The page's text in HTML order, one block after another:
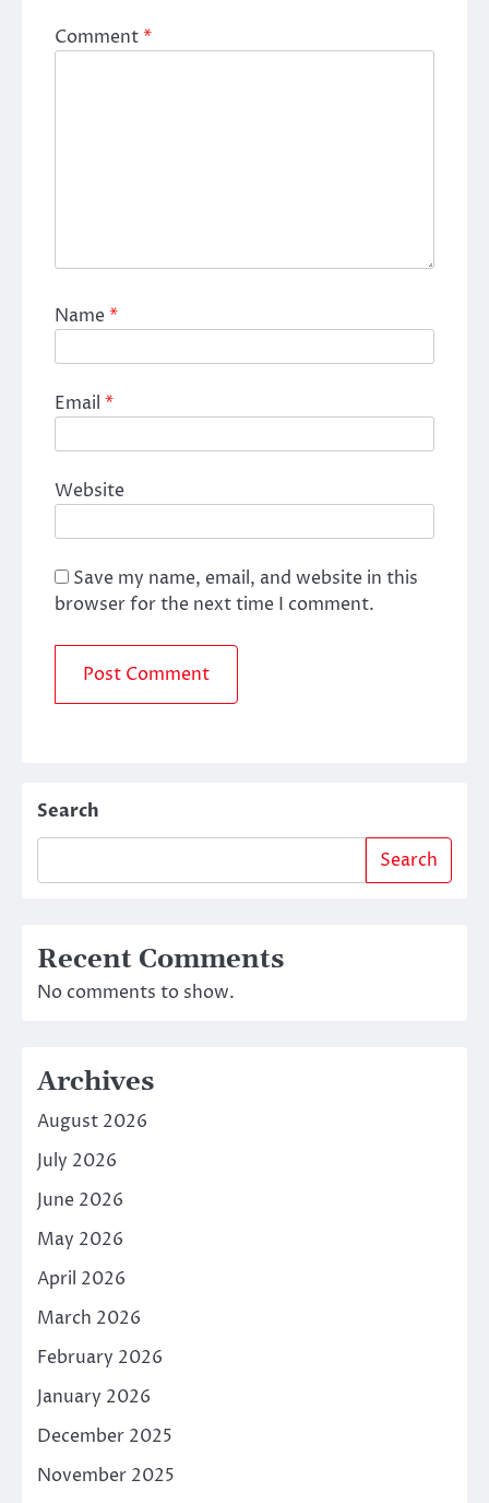
Comment*
Name*
Email *
Website
Save my name, email, and website in this
browser for the next time I comment.
Search
Search
Recent Comments
No comments to show.
Archives
August 2026
July 2026
June 2026
May 2026
April 2026
March 2026
February 2026
January 2026
December 2025
November 2025